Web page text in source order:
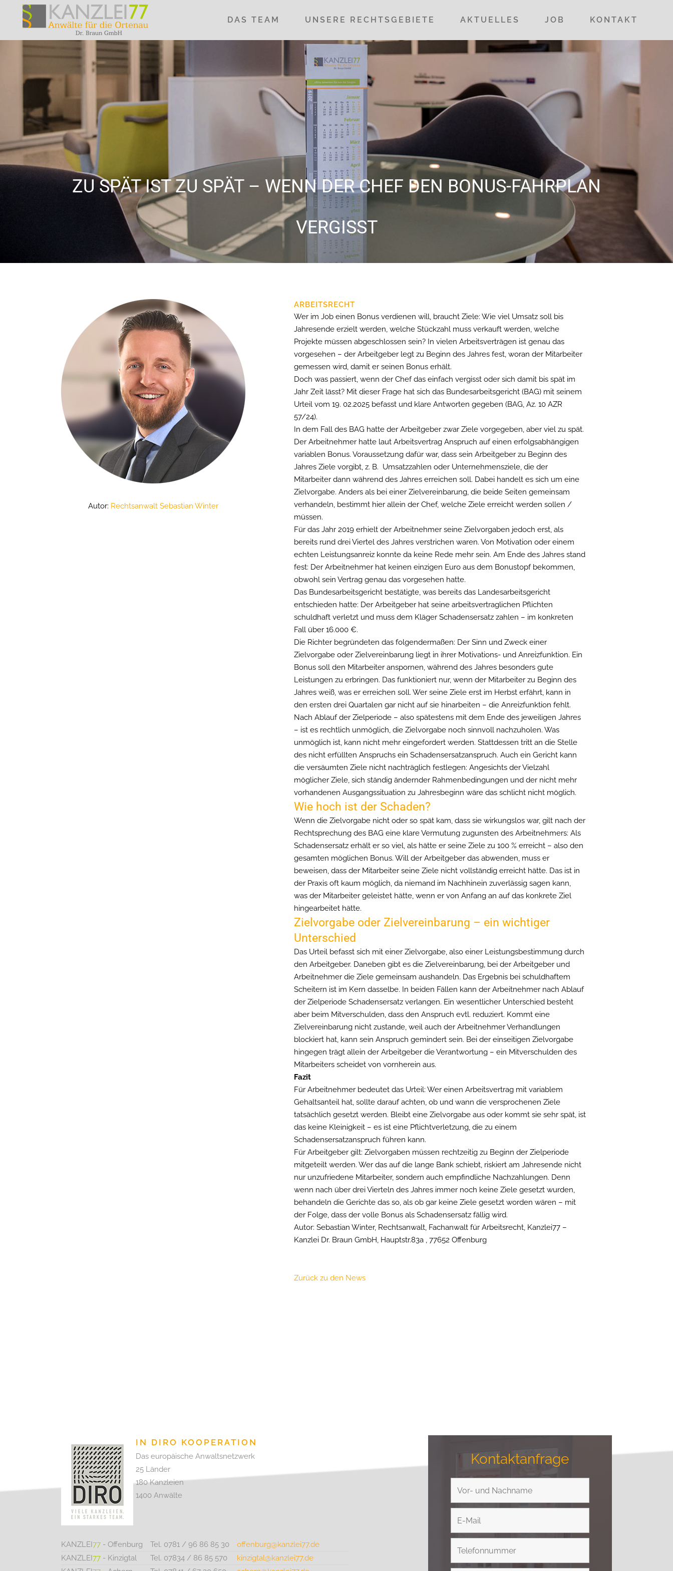
DAS TEAM UNSERE RECHTSGEBIETE AKTUELLES JOB KONTAKT
ZU SPÄT IST ZU SPÄT – WENN DER CHEF DEN BONUS-FAHRPLAN
VERGISST
Autor: Rechtsanwalt Sebastian Winter
ARBEITSRECHT
Wer im Job einen Bonus verdienen will, braucht Ziele: Wie viel Umsatz soll bis
Jahresende erzielt werden, welche Stückzahl muss verkauft werden, welche
Projekte müssen abgeschlossen sein? In vielen Arbeitsverträgen ist genau das
vorgesehen – der Arbeitgeber legt zu Beginn des Jahres fest, woran der Mitarbeiter
gemessen wird, damit er seinen Bonus erhält.
Doch was passiert, wenn der Chef das einfach vergisst oder sich damit bis spät im
Jahr Zeit lässt? Mit dieser Frage hat sich das Bundesarbeitsgericht (BAG) mit seinem
Urteil vom 19. 02.2025 befasst und klare Antworten gegeben (BAG, Az. 10 AZR
57/24).
In dem Fall des BAG hatte der Arbeitgeber zwar Ziele vorgegeben, aber viel zu spät.
Der Arbeitnehmer hatte laut Arbeitsvertrag Anspruch auf einen erfolgsabhängigen
variablen Bonus. Voraussetzung dafür war, dass sein Arbeitgeber zu Beginn des
Jahres Ziele vorgibt, z. B. Umsatzzahlen oder Unternehmensziele, die der
Mitarbeiter dann während des Jahres erreichen soll. Dabei handelt es sich um eine
Zielvorgabe. Anders als bei einer Zielvereinbarung, die beide Seiten gemeinsam
verhandeln, bestimmt hier allein der Chef, welche Ziele erreicht werden sollen /
müssen.
Für das Jahr 2019 erhielt der Arbeitnehmer seine Zielvorgaben jedoch erst, als
bereits rund drei Viertel des Jahres verstrichen waren. Von Motivation oder einem
echten Leistungsanreiz konnte da keine Rede mehr sein. Am Ende des Jahres stand
fest: Der Arbeitnehmer hat keinen einzigen Euro aus dem Bonustopf bekommen,
obwohl sein Vertrag genau das vorgesehen hatte.
Das Bundesarbeitsgericht bestätigte, was bereits das Landesarbeitsgericht
entschieden hatte: Der Arbeitgeber hat seine arbeitsvertraglichen Pflichten
schuldhaft verletzt und muss dem Kläger Schadensersatz zahlen – im konkreten
Fall über 16.000 €.
Die Richter begründeten das folgendermaßen: Der Sinn und Zweck einer
Zielvorgabe oder Zielvereinbarung liegt in ihrer Motivations- und Anreizfunktion. Ein
Bonus soll den Mitarbeiter anspornen, während des Jahres besonders gute
Leistungen zu erbringen. Das funktioniert nur, wenn der Mitarbeiter zu Beginn des
Jahres weiß, was er erreichen soll. Wer seine Ziele erst im Herbst erfährt, kann in
den ersten drei Quartalen gar nicht auf sie hinarbeiten – die Anreizfunktion fehlt.
Nach Ablauf der Zielperiode – also spätestens mit dem Ende des jeweiligen Jahres
– ist es rechtlich unmöglich, die Zielvorgabe noch sinnvoll nachzuholen. Was
unmöglich ist, kann nicht mehr eingefordert werden. Stattdessen tritt an die Stelle
des nicht erfüllten Anspruchs ein Schadensersatzanspruch. Auch ein Gericht kann
die versäumten Ziele nicht nachträglich festlegen: Angesichts der Vielzahl
möglicher Ziele, sich ständig ändernder Rahmenbedingungen und der nicht mehr
vorhandenen Ausgangssituation zu Jahresbeginn wäre das schlicht nicht möglich.
Wie hoch ist der Schaden?
Wenn die Zielvorgabe nicht oder so spät kam, dass sie wirkungslos war, gilt nach der
Rechtsprechung des BAG eine klare Vermutung zugunsten des Arbeitnehmers: Als
Schadensersatz erhält er so viel, als hätte er seine Ziele zu 100 % erreicht – also den
gesamten möglichen Bonus. Will der Arbeitgeber das abwenden, muss er
beweisen, dass der Mitarbeiter seine Ziele nicht vollständig erreicht hätte. Das ist in
der Praxis oft kaum möglich, da niemand im Nachhinein zuverlässig sagen kann,
was der Mitarbeiter geleistet hätte, wenn er von Anfang an auf das konkrete Ziel
hingearbeitet hätte.
Zielvorgabe oder Zielvereinbarung – ein wichtiger
Unterschied
Das Urteil befasst sich mit einer Zielvorgabe, also einer Leistungsbestimmung durch
den Arbeitgeber. Daneben gibt es die Zielvereinbarung, bei der Arbeitgeber und
Arbeitnehmer die Ziele gemeinsam aushandeln. Das Ergebnis bei schuldhaftem
Scheitern ist im Kern dasselbe. In beiden Fällen kann der Arbeitnehmer nach Ablauf
der Zielperiode Schadensersatz verlangen. Ein wesentlicher Unterschied besteht
aber beim Mitverschulden, dass den Anspruch evtl. reduziert. Kommt eine
Zielvereinbarung nicht zustande, weil auch der Arbeitnehmer Verhandlungen
blockiert hat, kann sein Anspruch gemindert sein. Bei der einseitigen Zielvorgabe
hingegen trägt allein der Arbeitgeber die Verantwortung – ein Mitverschulden des
Mitarbeiters scheidet von vornherein aus.
Fazit
Für Arbeitnehmer bedeutet das Urteil: Wer einen Arbeitsvertrag mit variablem
Gehaltsanteil hat, sollte darauf achten, ob und wann die versprochenen Ziele
tatsächlich gesetzt werden. Bleibt eine Zielvorgabe aus oder kommt sie sehr spät, ist
das keine Kleinigkeit – es ist eine Pflichtverletzung, die zu einem
Schadensersatzanspruch führen kann.
Für Arbeitgeber gilt: Zielvorgaben müssen rechtzeitig zu Beginn der Zielperiode
mitgeteilt werden. Wer das auf die lange Bank schiebt, riskiert am Jahresende nicht
nur unzufriedene Mitarbeiter, sondern auch empfindliche Nachzahlungen. Denn
wenn nach über drei Vierteln des Jahres immer noch keine Ziele gesetzt wurden,
behandeln die Gerichte das so, als ob gar keine Ziele gesetzt worden wären – mit
der Folge, dass der volle Bonus als Schadensersatz fällig wird.
Autor: Sebastian Winter, Rechtsanwalt, Fachanwalt für Arbeitsrecht, Kanzlei77 –
Kanzlei Dr. Braun GmbH, Hauptstr.83a , 77652 Offenburg
Zurück zu den News
IN DIRO KOOPERATION
Das europäische Anwaltsnetzwerk
25 Länder
180 Kanzleien
1400 Anwälte
KANZLEI77 - Offenburg Tel. 0781 / 96 86 85 30
offenburg@kanzlei77.de
KANZLEI77 - Kinzigtal Tel. 07834 / 86 85 570
kinzigtal@kanzlei77.de
Kontaktanfrage